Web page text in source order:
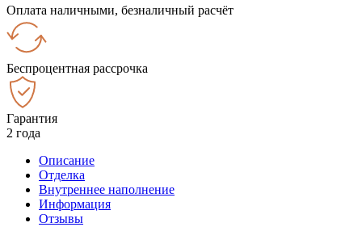
Оплата наличными, безналичный расчёт
Беспроцентная рассрочка
Гарантия
2 года
Описание
Отделка
Внутреннее наполнение
Информация
Отзывы